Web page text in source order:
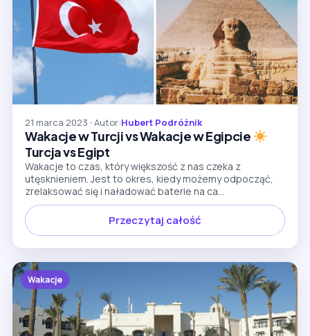
21 marca 2023 •Autor:Hubert Podróżnik
Wakacje w Turcji vs Wakacje w Egipcie
Turcja vs Egipt
Wakacje to czas, który większość z nas czeka z
utęsknieniem. Jest to okres, kiedy możemy odpocząć,
zrelaksować się i naładować baterie na ca...
Przeczytaj całość
Wakacje